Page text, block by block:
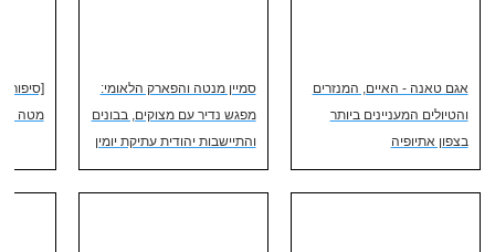
אגם טאנה - האיים, המנזרים
והטיולים המעניינים ביותר
בצפון אתיופיה
סמיין מנטה והפארק הלאומי:
מפגש נדיר עם מצוקים, בבונים
והתיישבות יהודית עתיקת יומין
[סיפור
מטה